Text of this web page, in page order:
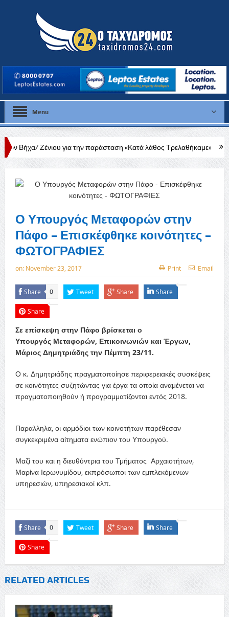
Menu
για την παράσταση «Κατά λάθος Τρελαθήκαμε» Σε λιγότερο
Ο Υπουργός Μεταφορών στην
Πάφο – Επισκέφθηκε κοινότητες –
ΦΩΤΟΓΡΑΦΙΕΣ
on: November 23, 2017 Print Email
Share 0 Tweet Share Share
Share
Σε επίσκεψη στην Πάφο βρίσκεται ο
Υπουργός Μεταφορών, Επικοινωνιών και Έργων,
Μάριος Δημητριάδης την Πέμπτη 23/11.
Ο κ. Δημητριάδης πραγματοποίησε περιφερειακές συσκέψεις
σε κοινότητες συζητώντας για έργα τα οποία αναμένεται να
πραγματοποιηθούν ή προγραμματίζονται εντός 2018.
Παραλληλα, οι αρμόδιοι των κοινοτήτων παρέθεσαν
συγκεκριμένα αίτηματα ενώπιον του Υπουργού.
Μαζί του και η διευθύντρια του Τμήματος Αρχαιοτήτων,
Μαρίνα Ιερωνυμίδου, εκπρόσωποι των εμπλεκόμενων
υπηρεσιών, υπηρεσιακοί κλπ.
Share 0 Tweet Share Share
Share
RELATED ARTICLES